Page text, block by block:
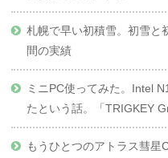
札幌で早い初積雪。初雪
間の実績
ミニPC使ってみた。Intel
たという話。「TRIGKEY
もうひとつのアトラス彗星